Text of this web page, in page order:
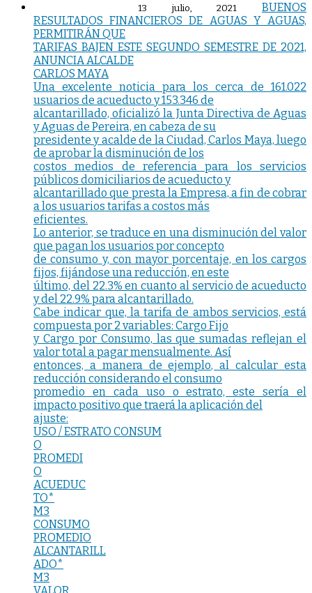
13 julio, 2021
BUENOS
RESULTADOS FINANCIEROS DE AGUAS Y AGUAS,
PERMITIRÁN QUE
TARIFAS BAJEN ESTE SEGUNDO SEMESTRE DE 2021,
ANUNCIA ALCALDE
CARLOS MAYA
Una excelente noticia para los cerca de 161.022
usuarios de acueducto y 153.346 de
alcantarillado, oficializó la Junta Directiva de Aguas
y Aguas de Pereira, en cabeza de su
presidente y acalde de la Ciudad, Carlos Maya, luego
de aprobar la disminución de los
costos medios de referencia para los servicios
públicos domiciliarios de acueducto y
alcantarillado que presta la Empresa, a fin de cobrar
a los usuarios tarifas a costos más
eficientes.
Lo anterior, se traduce en una disminución del valor
que pagan los usuarios por concepto
de consumo y, con mayor porcentaje, en los cargos
fijos, fijándose una reducción, en este
último, del 22.3% en cuanto al servicio de acueducto
y del 22.9% para alcantarillado.
Cabe indicar que, la tarifa de ambos servicios, está
compuesta por 2 variables: Cargo Fijo
y Cargo por Consumo, las que sumadas reflejan el
valor total a pagar mensualmente. Así
entonces, a manera de ejemplo, al calcular esta
reducción considerando el consumo
promedio en cada uso o estrato, este sería el
impacto positivo que traerá la aplicación del
ajuste:
USO / ESTRATO CONSUM
O
PROMEDI
O
ACUEDUC
TO*
M3
CONSUMO
PROMEDIO
ALCANTARILL
ADO*
M3